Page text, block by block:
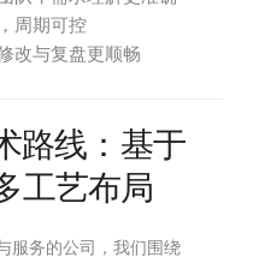
周期可控
改与复盘更顺畅
路线：基于
工艺布局
服务的公司，我们围绕